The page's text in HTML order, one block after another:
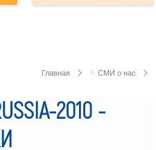
Главная СМИ о нас
2010 -